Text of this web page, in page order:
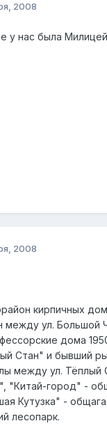
2008
у нас была
2008
кирпичных
между ул. Большой
дома
Стан" и бывший
между ул. Тёплый
"Китай-город" -
Кутузка" -
лесопарк.